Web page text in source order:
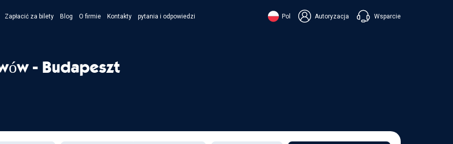
Zapłacić za bilety Blog O firmie Kontakty pytania i odpowiedzi Pol Autoryzacja Wsparcie
Czatuj w Messengerze
- Budapeszt